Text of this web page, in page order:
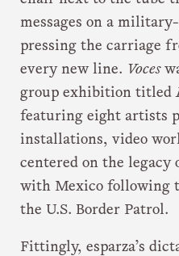
messages on a
pressing the carriage
every new line. Voces
group exhibition titled
featuring eight artists
installations, video
centered on the
with Mexico following
the U.S. Border Patrol.
Fittingly, esparza’s